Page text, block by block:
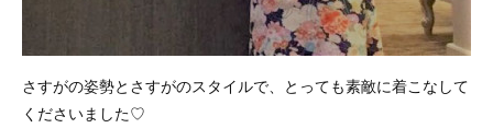
さすがの姿勢とさすがのスタイルで、とっても素敵に着こなして
くださいました♡